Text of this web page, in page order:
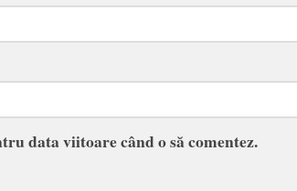
data viitoare când o să comentez.